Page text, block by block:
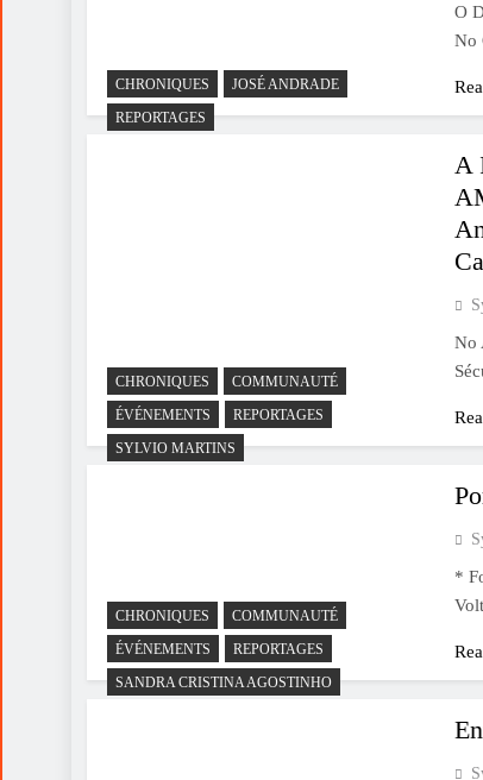
O
No
CHRONIQUES
JOSÉ ANDRADE
REPORTAGES
A
No
CHRONIQUES
COMMUNAUTÉ
ÉVÉNEMENTS
REPORTAGES
SYLVIO MARTINS
*
CHRONIQUES
COMMUNAUTÉ
ÉVÉNEMENTS
REPORTAGES
SANDRA CRISTINA AGOSTINHO